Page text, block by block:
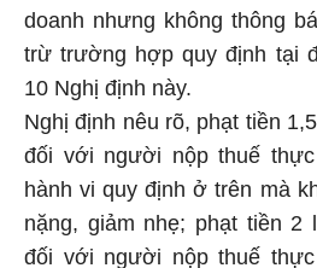
doanh nhưng không thông
trừ trường hợp quy định tại
10 Nghị định này.
Nghị định nêu rõ, phạt tiền
đối với người nộp thuế
hành vi quy định ở trên mà
nặng, giảm nhẹ; phạt tiền 2
đối với người nộp thuế